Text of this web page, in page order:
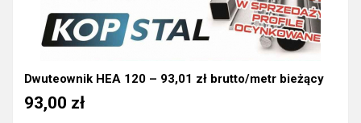
Dwuteownik HEA 120 – 93,01 zł brutto/metr bieżący
93,00 zł